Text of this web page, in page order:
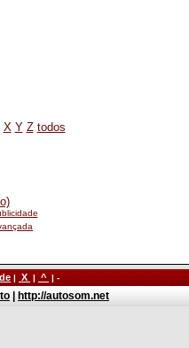
X Y Z todos
| X | ^ | -
http://autosom.net